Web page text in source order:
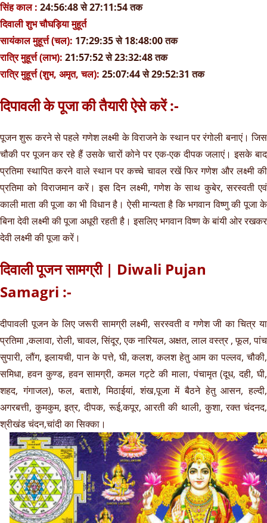
सिंह काल : 24:56:48 से 27:11:54 तक
दिवाली शुभ चौघड़िया मुहूर्त
सायंकाल मुहूर्त्त (चल): 17:29:35 से 18:48:00 तक
रात्रि मुहूर्त्त (लाभ): 21:57:52 से 23:32:48 तक
रात्रि मुहूर्त्त (शुभ, अमृत, चल): 25:07:44 से 29:52:31 तक
दिपावली के पूजा की तैयारी ऐसे करें :-
पूजन शुरू करने से पहले गणेश लक्ष्मी के विराजने के स्थान पर रंगोली बनाएं। जिस
चौकी पर पूजन कर रहे हैं उसके चारों कोने पर एक-एक दीपक जलाएं। इसके बाद
प्रतिमा स्थापित करने वाले स्थान पर कच्चे चावल रखें फिर गणेश और लक्ष्मी की
प्रतिमा को विराजमान करें। इस दिन लक्ष्मी, गणेश के साथ कुबेर, सरस्वती एवं
काली माता की पूजा का भी विधान है। ऐसी मान्यता है कि भगवान विष्णु की पूजा के
बिना देवी लक्ष्मी की पूजा अधूरी रहती है। इसलिए भगवान विष्ण के बांयी ओर रखकर
देवी लक्ष्मी की पूजा करें।
दिवाली पूजन सामग्री | Diwali Pujan
Samagri :-
दीपावली पूजन के लिए जरूरी सामग्री लक्ष्मी, सरस्वती व गणेश जी का चित्र या
प्रतिमा ,कलावा, रोली, चावल, सिंदूर, एक नारियल, अक्षत, लाल वस्त्र , फूल, पांच
सुपारी, लौंग, इलायची, पान के पत्ते, घी, कलश, कलश हेतु आम का पल्लव, चौकी,
समिधा, हवन कुण्ड, हवन सामग्री, कमल गट्टे की माला, पंचामृत (दूध, दही, घी,
शहद, गंगाजल), फल, बताशे, मिठाईयां, शंख,पूजा में बैठने हेतु आसन, हल्दी,
अगरबत्ती, कुमकुम, इत्र, दीपक, रूई,कपूर, आरती की थाली, कुशा, रक्त चंदनद,
श्रीखंड चंदन,चांदी का सिक्का।